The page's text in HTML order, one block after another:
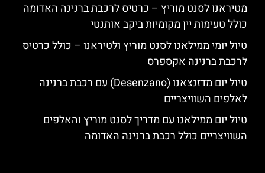
מטיראנו לסנט מוריץ – כרטיס לרכבת ברנינה האדומה
כולל טעימות יין מקומיות ביקב אותנטי
טיול יומי ממילאנו לסנט מוריץ ולטיראנו – כולל כרטיס
לרכבת ברנינה אקספרס
טיול יום מדזנצאנו (Desenzano) עם רכבת ברנינה
לאלפים השוויצריים
טיול יום ממילאנו עם מדריך לסנט מוריץ והאלפים
השוויצריים כולל רכבת ברנינה האדומה